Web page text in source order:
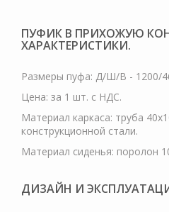
ПУФИК В ПРИХОЖУЮ
ХАРАКТЕРИСТИКИ.
Размеры пуфа: Д/Ш/В - 1200/
Цена: за 1 шт. с НДС.
Материал каркаса: труба
конструкционной стали.
Материал сиденья: поролон
ДИЗАЙН И